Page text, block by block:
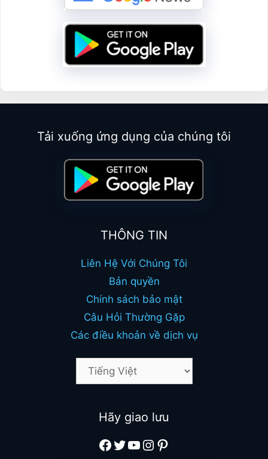
Tải xuống ứng dụng của chúng tôi
THÔNG TIN
Liên Hệ Với Chúng Tôi
Bản quyền
Chính sách bảo mật
Câu Hỏi Thường Gặp
Các điều khoản về dịch vụ
Hãy giao lưu
Facebook
Twitter
YouTube
Instagram
Pinterest